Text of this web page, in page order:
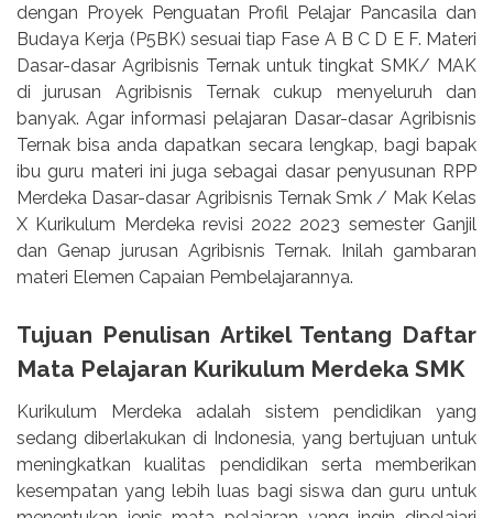
dengan Proyek Penguatan Profil Pelajar Pancasila dan
Budaya Kerja (P5BK) sesuai tiap Fase A B C D E F. Materi
Dasar-dasar Agribisnis Ternak untuk tingkat SMK/ MAK
di jurusan Agribisnis Ternak cukup menyeluruh dan
banyak. Agar informasi pelajaran Dasar-dasar Agribisnis
Ternak bisa anda dapatkan secara lengkap, bagi bapak
ibu guru materi ini juga sebagai dasar penyusunan RPP
Merdeka Dasar-dasar Agribisnis Ternak Smk / Mak Kelas
X Kurikulum Merdeka revisi 2022 2023 semester Ganjil
dan Genap jurusan Agribisnis Ternak. Inilah gambaran
materi Elemen Capaian Pembelajarannya.
Tujuan Penulisan Artikel Tentang Daftar
Mata Pelajaran Kurikulum Merdeka SMK
Kurikulum Merdeka adalah sistem pendidikan yang
sedang diberlakukan di Indonesia, yang bertujuan untuk
meningkatkan kualitas pendidikan serta memberikan
kesempatan yang lebih luas bagi siswa dan guru untuk